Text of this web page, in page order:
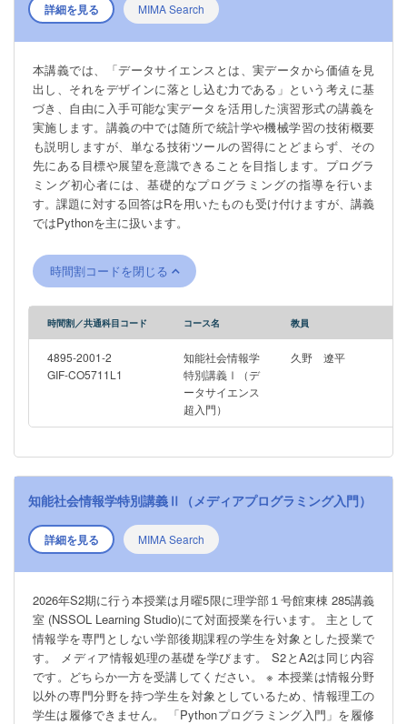
詳細を見る MIMA Search
本講義では、「データサイエンスとは、実データから価値を見
出し、それをデザインに落とし込む力である」という考えに基
づき、自由に入手可能な実データを活用した演習形式の講義を
実施します。講義の中では随所で統計学や機械学習の技術概要
も説明しますが、単なる技術ツールの習得にとどまらず、その
先にある目標や展望を意識できることを目指します。プログラ
ミング初心者には、基礎的なプログラミングの指導を行いま
す。課題に対する回答はRを用いたものも受け付けますが、講義
ではPythonを主に扱います。
時間割コードを閉じる
時間割／共通科目コード コース名 教員
4895-2001-2
GIF-CO5711L1
知能社会情報学
特別講義Ⅰ（デ
ータサイエンス
超入門）
久野 遼平
知能社会情報学特別講義Ⅱ（メディアプログラミング入門）
詳細を見る MIMA Search
2026年S2期に行う本授業は月曜5限に理学部１号館東棟 285講義
室 (NSSOL Learning Studio)にて対面授業を行います。 主として
情報学を専門としない学部後期課程の学生を対象とした授業で
す。 メディア情報処理の基礎を学びます。 S2とA2は同じ内容
です。どちらか一方を受講してください。 ※ 本授業は情報分野
以外の専門分野を持つ学生を対象としているため、情報理工の
学生は履修できません。 「Pythonプログラミング入門」を履修